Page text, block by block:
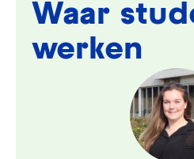
Waar
werken